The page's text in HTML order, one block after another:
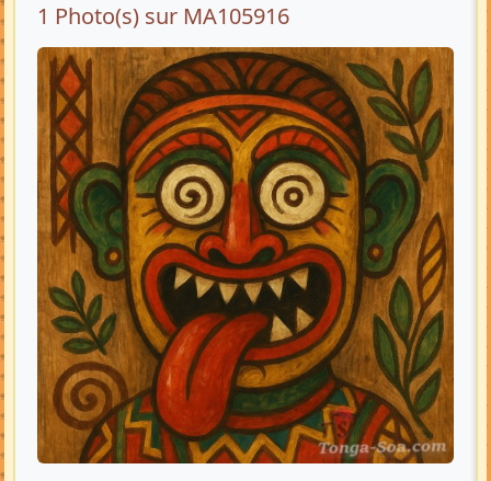
1 Photo(s) sur MA105916